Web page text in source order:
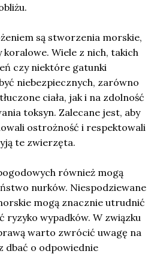
są stworzenia morskie,
Wiele z nich, takich
czy niektóre gatunki
niebezpiecznych, zarówno
ciała, jak i na zdolność
toksyn. Zalecane jest, aby
ostrożność i respektowali
te zwierzęta.
również mogą
nurków. Niespodziewane
mogą znacznie utrudnić
ryzyko wypadków. W związku
warto zwrócić uwagę na
dbać o odpowiednie